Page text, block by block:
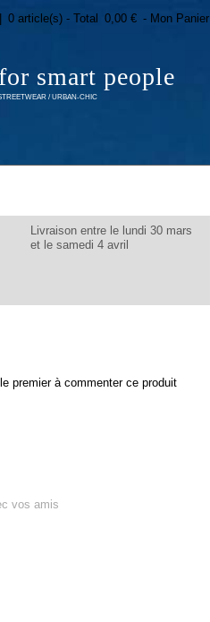
smart people
/ URBAN-CHIC
0 article(s) - Total 0,00 € - Mon Panier
Livraison entre le lundi 30 mars
et le samedi 4 avril
premier à commenter ce produit
vos amis